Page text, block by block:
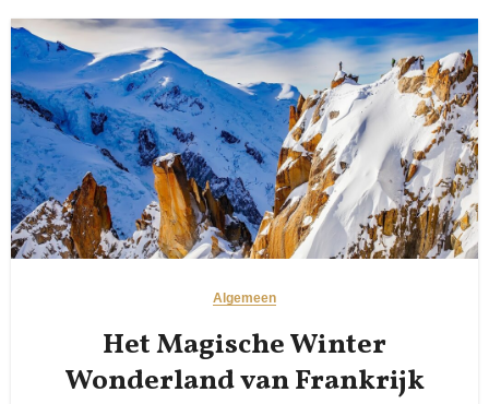
Algemeen
Het Magische Winter
Wonderland van Frankrijk